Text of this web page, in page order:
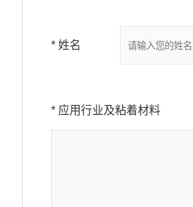
* 姓名
* 应用行业及粘着材料